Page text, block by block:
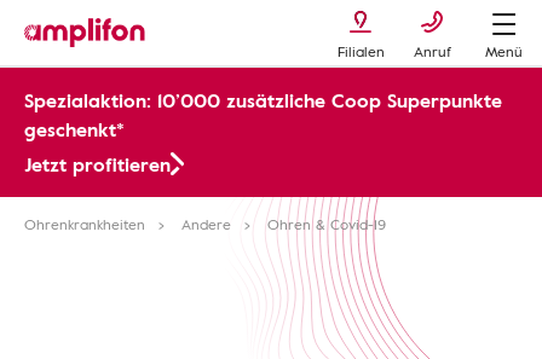
Filialen Anruf Menü
Spezialaktion: 10’000 zusätzliche Coop Superpunkte
geschenkt*
Jetzt profitieren
Ohrenkrankheiten Andere Ohren & Covid-19